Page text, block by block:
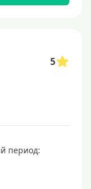
5
период: